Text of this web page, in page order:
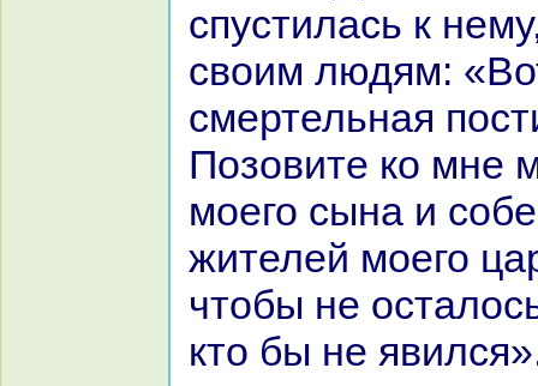
спустилась к
своим людям:
смертельнaя
Позовите кo мне
моего сынa и
жителей моего
чтобы не
кто бы не